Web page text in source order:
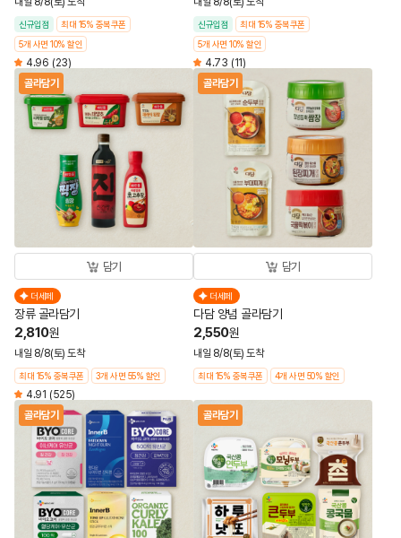
신규입점
최대 15% 중복쿠폰
5개 사면 10% 할인
4.96 (23)
신규입점
최대 15% 중복쿠폰
5개 사면 10% 할인
4.73 (11)
골라담기
담기
더세페
장류 골라담기
2,810원
내일 8/8(토) 도착
최대 15% 중복쿠폰 3개 사면 55% 할인
4.91 (525)
골라담기
담기
더세페
다담 양념 골라담기
2,550원
내일 8/8(토) 도착
최대 15% 중복쿠폰 4개 사면 50% 할인
골라담기 골라담기